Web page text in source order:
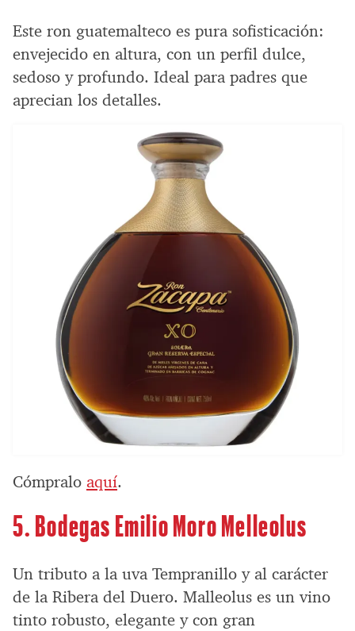
Este ron guatemalteco es pura sofisticación:
envejecido en altura, con un perfil dulce,
sedoso y profundo. Ideal para padres que
aprecian los detalles.
Cómpralo aquí.
5. Bodegas Emilio Moro Melleolus
Un tributo a la uva Tempranillo y al carácter
de la Ribera del Duero. Malleolus es un vino
tinto robusto, elegante y con gran